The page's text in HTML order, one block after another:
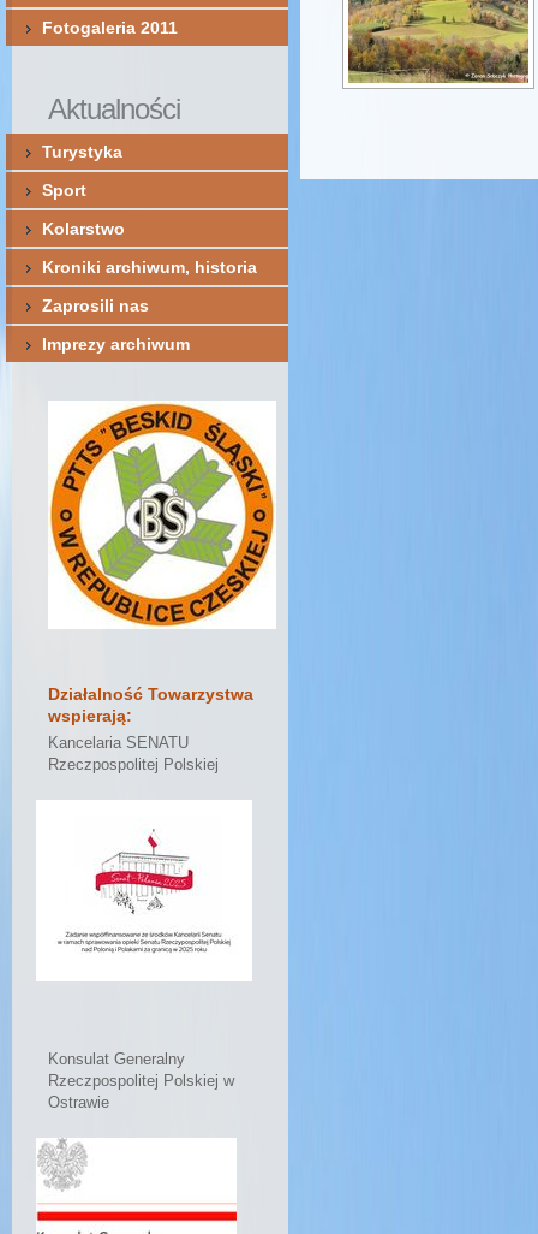
Fotogaleria 2011
Aktualności
Turystyka
Sport
Kolarstwo
Kroniki archiwum, historia
Zaprosili nas
Imprezy archiwum
Działalność Towarzystwa
wspierają:
Kancelaria SENATU
Rzeczpospolitej Polskiej
Konsulat Generalny
Rzeczpospolitej Polskiej w
Ostrawie